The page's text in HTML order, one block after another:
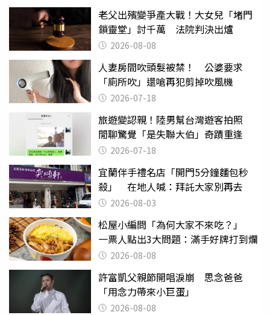
老父出殯變爭產大戰！大女兒「堵門
鎖靈堂」討千萬 法院判決出爐
2026-08-08
人妻房間吹頭髮被禁！ 公婆要求
「廁所吹」還嗆再犯剪掉吹風機
2026-07-18
旅遊變認親！陸男幫台灣遊客拍照
閒聊驚覺「是失聯大伯」奇蹟重逢
2026-07-18
宜蘭伴手禮名店「開門5分鐘麵包秒
殺」 在地人喊：拜託大家別再去
2026-08-03
松屋小編問「為何大家不來吃？」
一票人點出3大問題：滿手好牌打到爛
2026-08-08
許富凱父親節開唱淚崩 思念爸爸
「用念力帶來小巨蛋」
2026-08-08